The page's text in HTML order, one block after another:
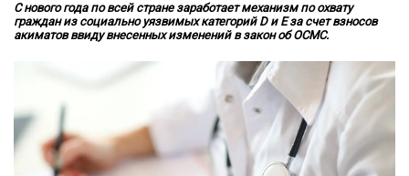
С нового года по всей стране заработает механизм по охвату
граждан из социально уязвимых категорий Dи Eза счет взносов
акиматов ввиду внесенных изменений в закон об ОСМС.